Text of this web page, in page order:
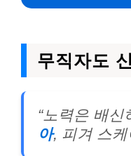
무직자도
“노력은 배신
아, 피겨 스